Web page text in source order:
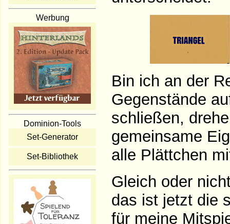
Werbung
Dominion-Tools
Set-Generator
Set-Bibliothek
Bin ich an der
Gegenstände
schließen,
gemeinsame
alle Plättchen
Gleich oder
das ist jetzt die
für meine